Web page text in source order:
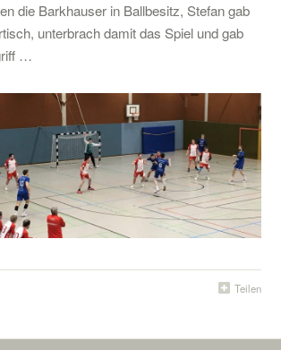
die Barkhauser in Ballbesitz, Stefan gab
unterbrach damit das Spiel und gab
…
Teilen